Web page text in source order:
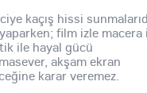
kaçış hissi
film izle macera
ile hayal gücü
akşam ekran
karar veremez.